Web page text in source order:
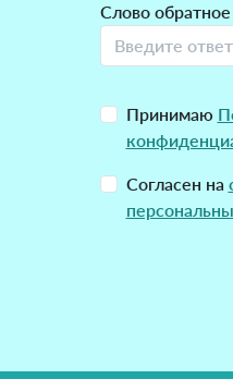
Слово обратное
Принимаю
Согласен на